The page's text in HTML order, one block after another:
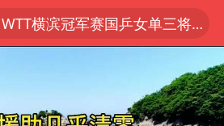
WTT横滨冠军赛国乒女单三将晋级四强
光影经济撬动暑期消费新蓝海
陈思诚零点晒照为佟丽娅庆生
微信又有新功能，你可以“撤回”你的撤回了！